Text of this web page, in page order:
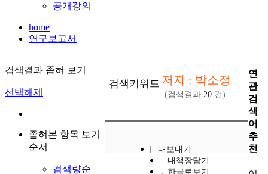
공개강의
home
연구보고서
검색결과 좁혀 보기
선택해제
좁혀본 항목 보기
순서
검색량순
검색키워드 저자 : 박소정
(검색결과 20 건)
내보내기
내책장담기
한글로보기
연
관
검
색
어
추
천